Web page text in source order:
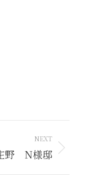
NEXT
野 N様邸